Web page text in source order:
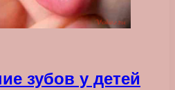
зубов у детей